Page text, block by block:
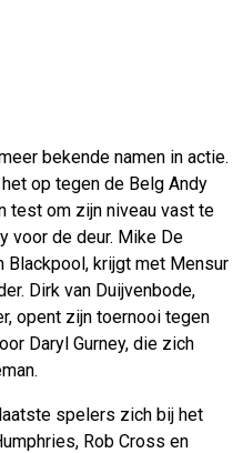
bekende namen in actie.
op tegen de Belg Andy
test om zijn niveau vast te
voor de deur. Mike De
Blackpool, krijgt met Mensur
Dirk van Duijvenbode,
opent zijn toernooi tegen
Daryl Gurney, die zich
spelers zich bij het
Rob Cross en